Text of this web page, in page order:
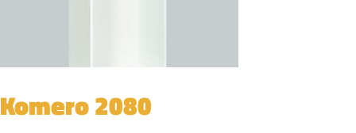
Komero 2080